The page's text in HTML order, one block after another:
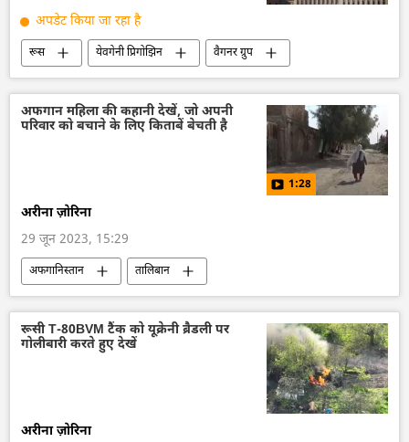
अपडेट किया जा रहा है
रूस येवगेनी प्रिगोझिन
वैगनर ग्रुप
रोस्तोव-ऑन-डॉन
विशेष सैन्य अभियान
सशस्त्र विद्रोह
तख्तापलट के प्रयास
MoD (Russia)
सुरक्षा बल
अफगान महिला की कहानी देखें, जो अपनी
परिवार को बचाने के लिए किताबें बेचती है
1:28
अरीना ज़ोरिना
29 जून 2023, 15:29
अफगानिस्तान
तालिबान
महिलाओं के अधिकार
दुर्घटना
महिला सशक्तिकरण
मानवीय संकट
रूसी T-80BVM टैंक को यूक्रेनी ब्रैडली पर
गोलीबारी करते हुए देखें
अरीना ज़ोरिना